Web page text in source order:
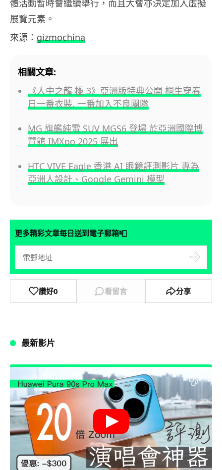
體活動暫時會繼續舉行，而且大會亦決定加入虛擬
展覽元素。
來源： gizmochina
相關文章:
《人中之龍 極 3》亞洲版特典公開 桐生穿春
日一番衣裝, 一番加入不良團隊
MG 旗艦純電 SUV MGS6 登場 於亞洲國際博
覽館 IMXpo 2025 展出
HTC VIVE Eagle 香港 AI 眼鏡評測影片 專為
亞洲人設計、Google Gemini 模型
更多精彩文章每日送到電子郵箱📮
讚好0 看留言 分享
最新影片